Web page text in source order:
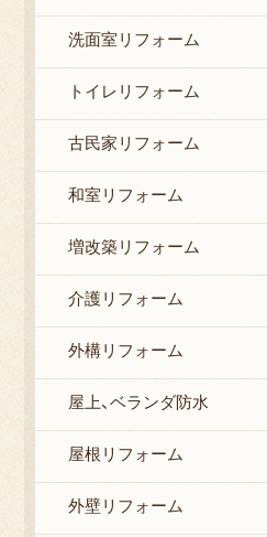
洗面室リフォーム
トイレリフォーム
古民家リフォーム
和室リフォーム
増改築リフォーム
介護リフォーム
外構リフォーム
屋上、ベランダ防水
屋根リフォーム
外壁リフォーム